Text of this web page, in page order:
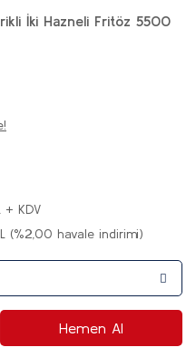
İki Hazneli Fritöz 5500
+ KDV
(%2,00 havale indirimi)
Hemen Al